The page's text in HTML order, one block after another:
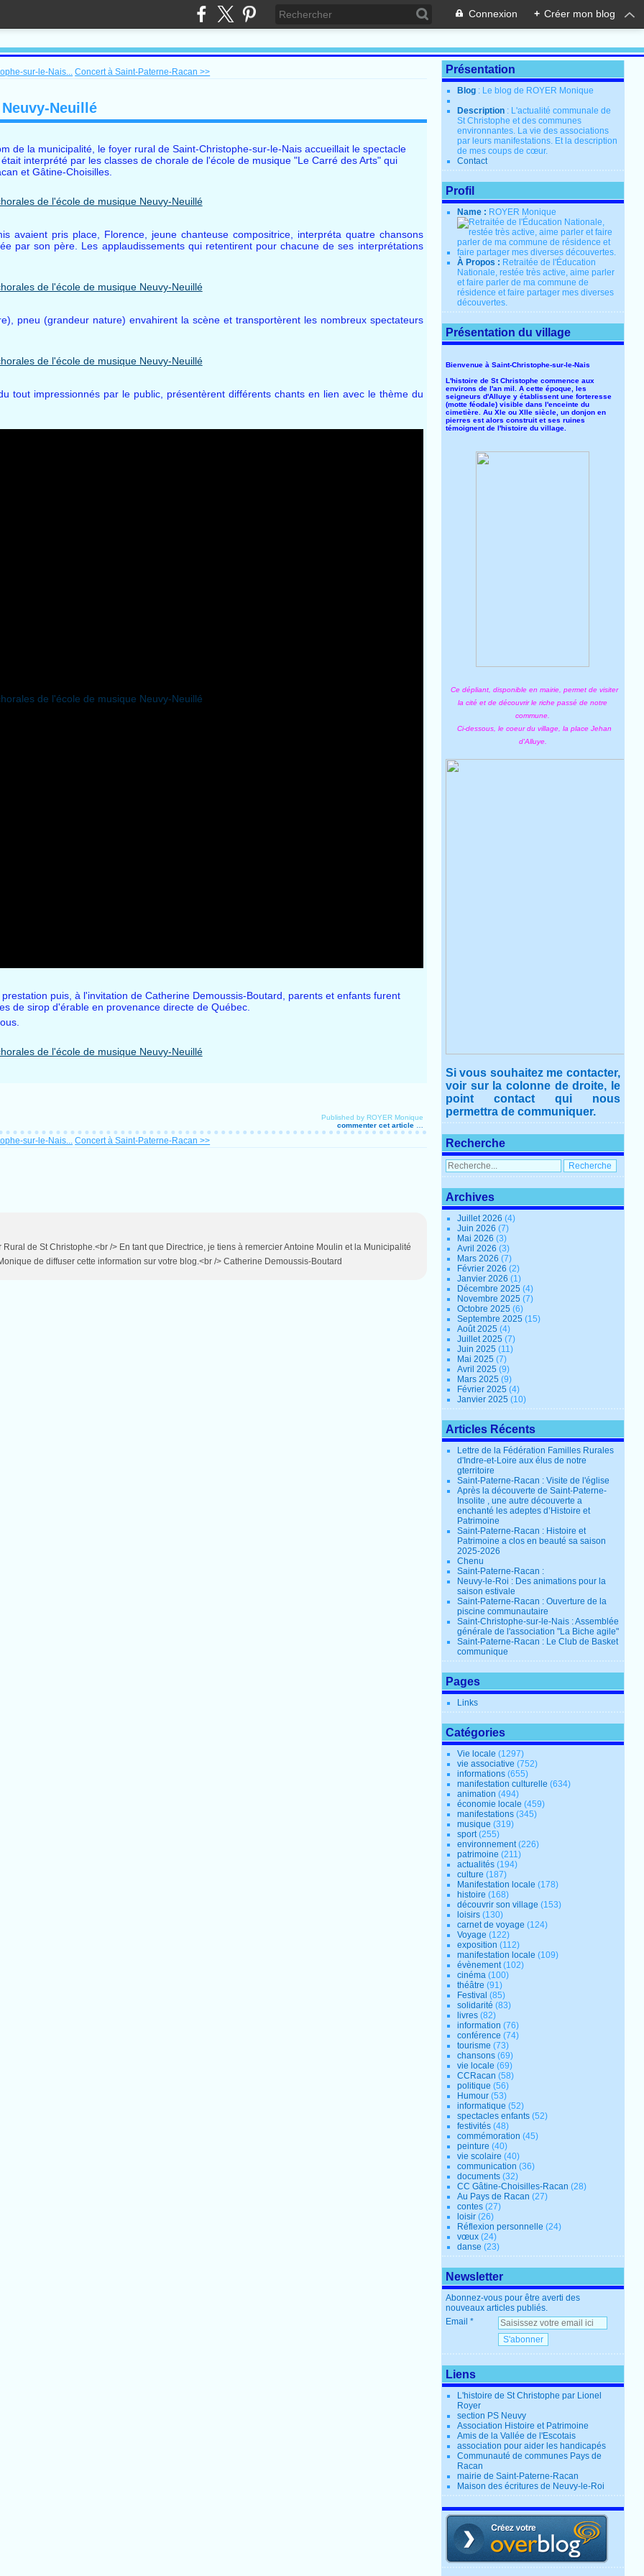
Connexion + Créer mon blog
sur-le-Nais... Concert à Saint-Paterne-Racan >>
Neuillé
de la municipalité, le foyer rural de Saint-Christophe-sur-le-Nais accueillait le spectacle
interprété par les classes de chorale de l'école de musique "Le Carré des Arts" qui
et Gâtine-Choisilles.
avaient pris place, Florence, jeune chanteuse compositrice, interpréta quatre chansons
par son père. Les applaudissements qui retentirent pour chacune de ses interprétations
pneu (grandeur nature) envahirent la scène et transportèrent les nombreux spectateurs
tout impressionnés par le public, présentèrent différents chants en lien avec le thème du
puis, à l'invitation de Catherine Demoussis-Boutard, parents et enfants furent
de sirop d'érable en provenance directe de Québec.
Published by ROYER Monique
commenter cet article
sur-le-Nais... Concert à Saint-Paterne-Racan >>
de St Christophe.<br /> En tant que Directrice, je tiens à remercier Antoine Moulin et la Municipalité
de diffuser cette information sur votre blog.<br /> Catherine Demoussis-Boutard
Présentation
Blog : Le blog de ROYER Monique
Description : L'actualité communale de
St Christophe et des communes
environnantes. La vie des associations
par leurs manifestations. Et la description
de mes coups de cœur.
Contact
Profil
Name : ROYER Monique
À Propos : Retraitée de l'Éducation
Nationale, restée très active, aime parler
et faire parler de ma commune de
résidence et faire partager mes diverses
découvertes.
Présentation du village
Bienvenue à Saint-Christophe-sur-le-Nais
L'histoire de St Christophe commence aux
environs de l'an mil. A cette époque, les
seigneurs d'Alluye y établissent une forteresse
(motte féodale) visible dans l'enceinte du
cimetière. Au XIe ou XIIe siècle, un donjon en
pierres est alors construit et ses ruines
témoignent de l'histoire du village.
Ce dépliant, disponible en mairie, permet de visiter
la cité et de découvrir le riche passé de notre
commune.
Ci-dessous, le coeur du village, la place Jehan
d'Alluye.
Si vous souhaitez me contacter,
voir sur la colonne de droite, le
point contact qui nous
permettra de communiquer.
Recherche
Archives
Juillet 2026(4)
Juin 2026(7)
Mai 2026(3)
Avril 2026(3)
Mars 2026(7)
Février 2026(2)
Janvier 2026(1)
Décembre 2025(4)
Novembre 2025(7)
Octobre 2025(6)
Septembre 2025(15)
Août 2025(4)
Juillet 2025(7)
Juin 2025(11)
Mai 2025(7)
Avril 2025(9)
Mars 2025(9)
Février 2025(4)
Janvier 2025(10)
Articles Récents
Lettre de la Fédération Familles Rurales
d'Indre-et-Loire aux élus de notre
gterritoire
Saint-Paterne-Racan : Visite de l'église
Après la découverte de Saint-Paterne-
Insolite , une autre découverte a
enchanté les adeptes d’Histoire et
Patrimoine
Saint-Paterne-Racan : Histoire et
Patrimoine a clos en beauté sa saison
2025-2026
Chenu
Saint-Paterne-Racan :
Neuvy-le-Roi : Des animations pour la
saison estivale
Saint-Paterne-Racan : Ouverture de la
piscine communautaire
Saint-Christophe-sur-le-Nais : Assemblée
générale de l'association "La Biche agile"
Saint-Paterne-Racan : Le Club de Basket
communique
Pages
Links
Catégories
Vie locale (1297)
vie associative (752)
informations (655)
manifestation culturelle (634)
animation (494)
économie locale (459)
manifestations (345)
musique (319)
sport(255)
environnement(226)
patrimoine (211)
actualités (194)
culture (187)
Manifestation locale (178)
histoire (168)
découvrir son village (153)
loisirs (130)
carnet de voyage (124)
Voyage (122)
exposition (112)
manifestation locale (109)
évènement(102)
cinéma (100)
théâtre (91)
Festival (85)
solidarité (83)
livres (82)
information (76)
conférence (74)
tourisme (73)
chansons (69)
vie locale (69)
CCRacan (58)
politique (56)
Humour (53)
informatique (52)
spectacles enfants (52)
festivités (48)
commémoration (45)
peinture (40)
vie scolaire (40)
communication (36)
documents (32)
CC Gâtine-Choisilles-Racan (28)
Au Pays de Racan (27)
contes (27)
loisir (26)
Réflexion personnelle (24)
vœux (24)
danse (23)
Newsletter
Abonnez-vous pour être averti des
nouveaux articles publiés.
Email
Liens
L'histoire de St Christophe par Lionel
Royer
section PS Neuvy
Association Histoire et Patrimoine
Amis de la Vallée de l'Escotais
association pour aider les handicapés
Communauté de communes Pays de
Racan
mairie de Saint-Paterne-Racan
Maison des écritures de Neuvy-le-Roi